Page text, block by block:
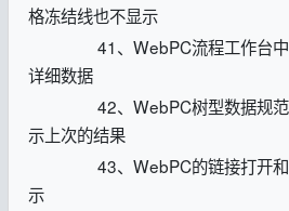
格冻结线也不显示
41、WebPC流程工作台
详细数据
42、WebPC树型数据规
示上次的结果
43、WebPC的链接打开
示